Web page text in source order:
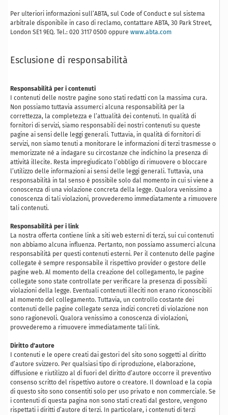
Per ulteriori informazioni sull’ABTA, sul Code of Conduct e sul sistema
arbitrale disponibile in caso di reclamo, contattare ABTA, 30 Park Street,
London SE1 9EQ. Tel.: 020 3117 0500 oppure www.abta.com
Esclusione di responsabilità
Responsabilità per i contenuti
I contenuti delle nostre pagine sono stati redatti con la massima cura.
Non possiamo tuttavia assumerci alcuna responsabilità per la
correttezza, la completezza e l’attualità dei contenuti. In qualità di
fornitori di servizi, siamo responsabili dei nostri contenuti su queste
pagine ai sensi delle leggi generali. Tuttavia, in qualità di fornitori di
servizi, non siamo tenuti a monitorare le informazioni di terzi trasmesse o
memorizzate né a indagare su circostanze che indichino la presenza di
attività illecite. Resta impregiudicato l’obbligo di rimuovere o bloccare
l’utilizzo delle informazioni ai sensi delle leggi generali. Tuttavia, una
responsabilità in tal senso è possibile solo dal momento in cui si viene a
conoscenza di una violazione concreta della legge. Qualora venissimo a
conoscenza di tali violazioni, provvederemo immediatamente a rimuovere
tali contenuti.
Responsabilità per i link
La nostra offerta contiene link a siti web esterni di terzi, sui cui contenuti
non abbiamo alcuna influenza. Pertanto, non possiamo assumerci alcuna
responsabilità per questi contenuti esterni. Per il contenuto delle pagine
collegate è sempre responsabile il rispettivo provider o gestore delle
pagine web. Al momento della creazione del collegamento, le pagine
collegate sono state controllate per verificare la presenza di possibili
violazioni della legge. Eventuali contenuti illeciti non erano riconoscibili
al momento del collegamento. Tuttavia, un controllo costante dei
contenuti delle pagine collegate senza indizi concreti di violazione non
sono ragionevoli. Qualora venissimo a conoscenza di violazioni,
provvederemo a rimuovere immediatamente tali link.
Diritto d’autore
I contenuti e le opere creati dai gestori del sito sono soggetti al diritto
d’autore svizzero. Per qualsiasi tipo di riproduzione, elaborazione,
diffusione e riutilizzo al di fuori del diritto d’autore occorre il preventivo
consenso scritto del rispettivo autore o creatore. Il download e la copia
di questo sito sono consentiti solo per uso privato e non commerciale. Se
i contenuti di questa pagina non sono stati creati dal gestore, vengono
rispettati i diritti d’autore di terzi. In particolare, i contenuti di terzi